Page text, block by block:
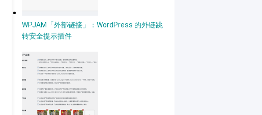
WPJAM「外部链接」：WordPress 的外链跳
转安全提示插件